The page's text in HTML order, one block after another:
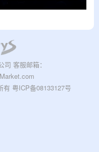
客服邮箱：
有 粤ICP备08133127号